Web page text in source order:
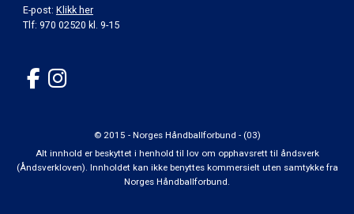
E-post: Klikk her
Tlf: 970 02520 kl. 9-15
© 2015 - Norges Håndballforbund - (03)
Alt innhold er beskyttet i henhold til lov om opphavsrett til åndsverk
(Åndsverkloven). Innholdet kan ikke benyttes kommersielt uten samtykke fra
Norges Håndballforbund.